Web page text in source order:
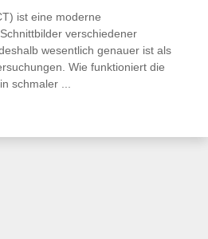
ist eine moderne
verschiedener
wesentlich genauer ist als
Wie funktioniert die
schmaler ...